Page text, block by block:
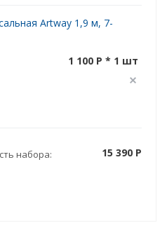
Artway 1,9 м, 7-
1 100 P * 1 шт
набора: 15 390 P